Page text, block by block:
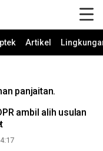
Iptek Artikel
panjaitan.